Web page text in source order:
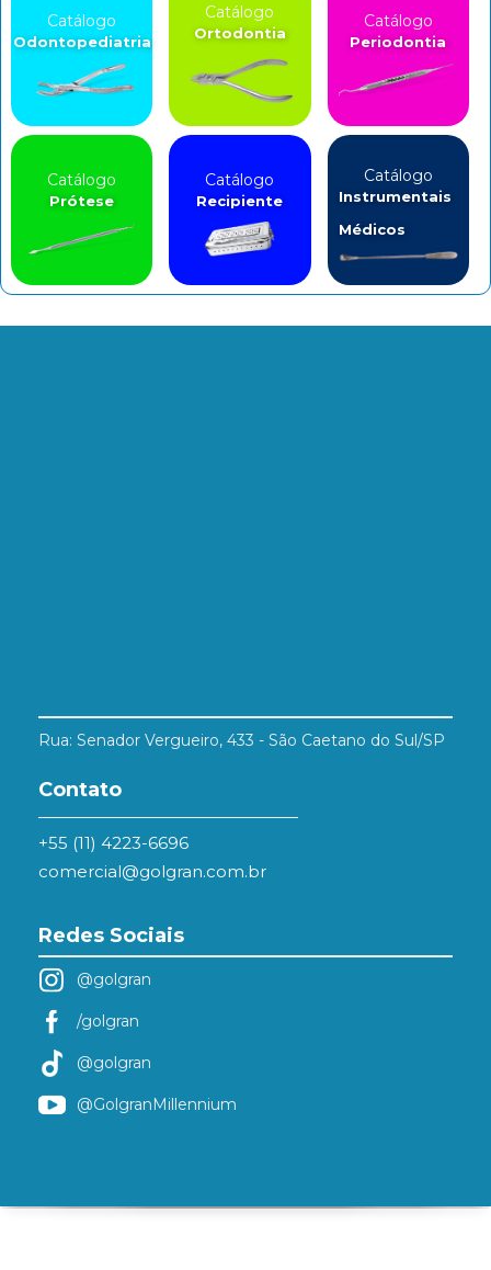
Catálogo
Odontopediatria
Catálogo
Ortodontia
Catálogo
Periodontia
Catálogo
Prótese
Catálogo
Recipiente
Catálogo
Instrumentais
Médicos
Rua: Senador Vergueiro, 433 - São Caetano do Sul/SP
Contato
+55 (11) 4223-6696
comercial@golgran.com.br
Redes Sociais
@golgran
/golgran
@golgran
@GolgranMillennium